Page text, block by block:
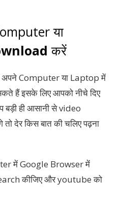
या
करें
Computer या Laptop में
हैं इसके लिए आपको नीचे दिए
बड़ी ही आसानी से video
देर किस बात की चलिए पढ़ना
में Google Browser में
कीजिए और youtube को